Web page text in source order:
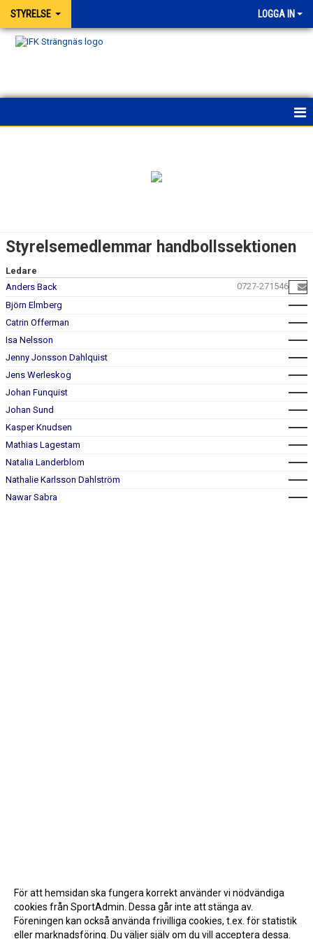
STYRELSE LOGGA IN
STYRELSEMEDLEMMAR FRIIDROTTSSEKTIONEN
DOKUMENT
Styrelsemedlemmar handbollssektionen
Ledare
Anders Back
0727-271546
Björn Elmberg
Catrin Offerman
Isa Nelsson
Jenny Jonsson Dahlquist
Jens Werleskog
Johan Funquist
Johan Sund
Kasper Knudsen
Mathias Lagestam
Natalia Landerblom
Nathalie Karlsson Dahlström
Nawar Sabra
För att hemsidan ska fungera korrekt använder vi nödvändiga
cookies från SportAdmin. Dessa går inte att stänga av.
Föreningen kan också använda frivilliga cookies, t.ex. för statistik
eller marknadsföring. Du väljer själv om du vill acceptera dessa.